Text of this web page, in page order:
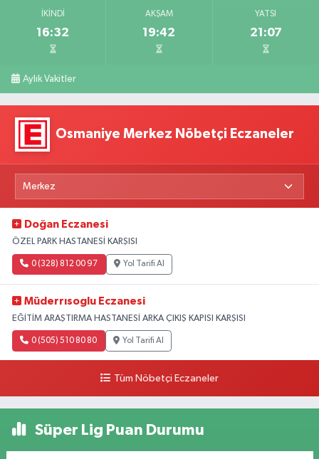
İKINDI
16:32
AKŞAM
19:42
YATSI
21:07
Aylık Vakitler
Osmaniye Merkez Nöbetçi Eczaneler
Doğan Eczanesi
ÖZEL PARK HASTANESİ KARŞISI
0 (328) 812 00 97 Yol Tarifi Al
Müderrısoglu Eczanesi
EĞİTİM ARAŞTIRMA HASTANESİ ARKA ÇIKIŞ KAPISI KARŞISI
0 (505) 510 80 80 Yol Tarifi Al
Tüm Nöbetçi Eczaneler
Süper Lig Puan Durumu